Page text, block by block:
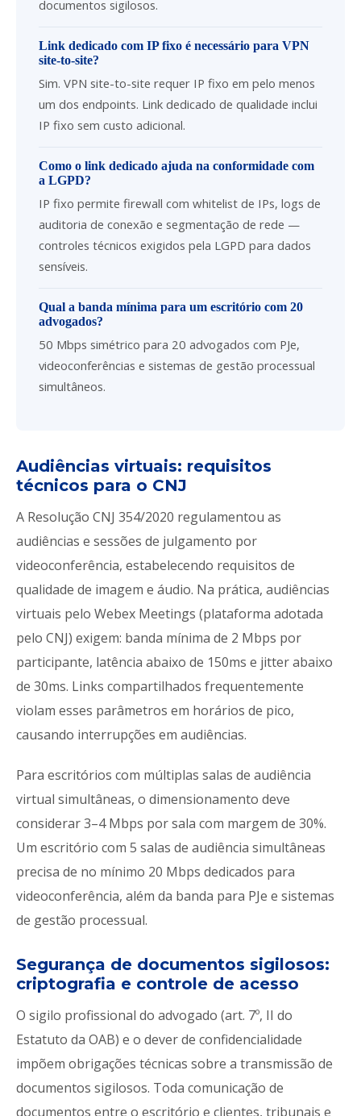
documentos sigilosos.
Link dedicado com IP fixo é necessário para VPN
site-to-site?
Sim. VPN site-to-site requer IP fixo em pelo menos
um dos endpoints. Link dedicado de qualidade inclui
IP fixo sem custo adicional.
Como o link dedicado ajuda na conformidade com
a LGPD?
IP fixo permite firewall com whitelist de IPs, logs de
auditoria de conexão e segmentação de rede —
controles técnicos exigidos pela LGPD para dados
sensíveis.
Qual a banda mínima para um escritório com 20
advogados?
50 Mbps simétrico para 20 advogados com PJe,
videoconferências e sistemas de gestão processual
simultâneos.
Audiências virtuais: requisitos
técnicos para o CNJ
A Resolução CNJ 354/2020 regulamentou as
audiências e sessões de julgamento por
videoconferência, estabelecendo requisitos de
qualidade de imagem e áudio. Na prática, audiências
virtuais pelo Webex Meetings (plataforma adotada
pelo CNJ) exigem: banda mínima de 2 Mbps por
participante, latência abaixo de 150ms e jitter abaixo
de 30ms. Links compartilhados frequentemente
violam esses parâmetros em horários de pico,
causando interrupções em audiências.
Para escritórios com múltiplas salas de audiência
virtual simultâneas, o dimensionamento deve
considerar 3–4 Mbps por sala com margem de 30%.
Um escritório com 5 salas de audiência simultâneas
precisa de no mínimo 20 Mbps dedicados para
videoconferência, além da banda para PJe e sistemas
de gestão processual.
Segurança de documentos sigilosos:
criptografia e controle de acesso
O sigilo profissional do advogado (art. 7º, II do
Estatuto da OAB) e o dever de confidencialidade
impõem obrigações técnicas sobre a transmissão de
documentos sigilosos. Toda comunicação de
documentos entre o escritório e clientes, tribunais e